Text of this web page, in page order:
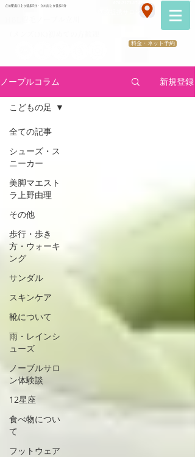
立川駅南口より徒歩5分・立川南より徒歩3分
料金・ネット予約
ノーブルコラム 新規登録
全ての記事
シューズ・ス
ニーカー
美脚マエスト
ラ上野由理
その他
歩行・歩き
方・ウォーキ
ング
サンダル
スキンケア
靴について
雨・レインシ
ューズ
ノーブルサロ
ン体験談
12星座
食べ物につい
て
フットウェア
こどもの足